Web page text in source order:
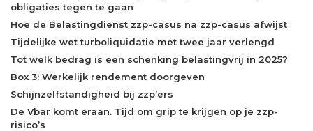
obligaties tegen te gaan
Hoe de Belastingdienst zzp-casus na zzp-casus afwijst
Tijdelijke wet turboliquidatie met twee jaar verlengd
Tot welk bedrag is een schenking belastingvrij in 2025?
Box 3: Werkelijk rendement doorgeven
Schijnzelfstandigheid bij zzp’ers
De Vbar komt eraan. Tijd om grip te krijgen op je zzp-
risico’s